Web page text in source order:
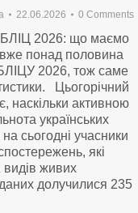
22.06.2026 0 Comments
2026: що маємо
понад половина
2026, тож саме
Цьогорічний
наскільки активною
українських
сьогодні учасники
які
живих
долучилися 235